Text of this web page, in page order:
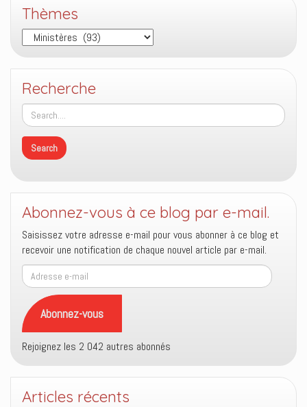
Thèmes
Thèmes
Recherche
Abonnez-vous à ce blog par e-mail.
Saisissez votre adresse e-mail pour vous abonner à ce blog et
recevoir une notification de chaque nouvel article par e-mail.
Adresse
e-
mail
Abonnez-vous
Rejoignez les 2 042 autres abonnés
Articles récents